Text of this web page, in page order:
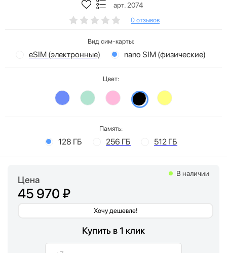
арт. 2074
0 отзывов
Вид сим-карты:
eSIM (электронные) nano SIM (физические)
Цвет:
Память:
128 ГБ 256 ГБ 512 ГБ
Цена
45 970 ₽
Хочу дешевле!
В наличии
Купить в 1 клик